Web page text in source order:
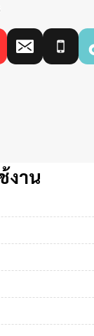
งาน